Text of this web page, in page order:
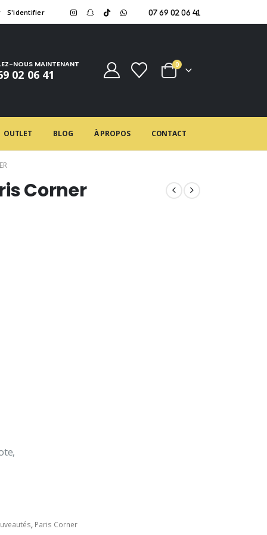
S'identifier 07 69 02 06 41
NOUS MAINTENANT
02 06 41
0
OUTLET BLOG À PROPOS CONTACT
Corner
, Paris Corner